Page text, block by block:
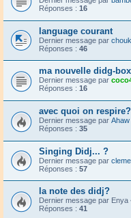
Réponses : 16
language courant
Dernier message par
Réponses : 46
ma nouvelle didg-
Dernier message par
Réponses : 16
avec quoi on
Dernier message par Ahaw
Réponses : 35
Singing Didj... ?
Dernier message par
Réponses : 57
la note des didj?
Dernier message par Enya
Réponses : 41